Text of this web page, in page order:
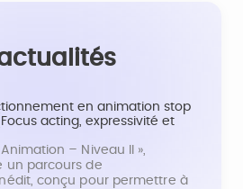
en animation stop
acting, expressivité et
– Niveau II »,
un parcours de
conçu pour permettre à